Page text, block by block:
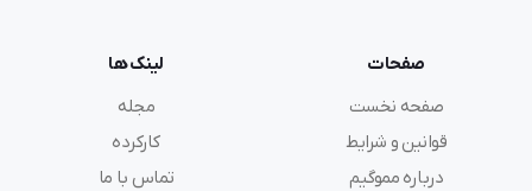
صفحات
صفحه نخست
قوانین و شرایط
درباره مموگیم
لینک ها
مجله
کارکرده
تماس با ما